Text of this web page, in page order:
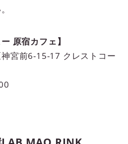
原宿カフェ】
宮前6-15-17 クレストコー